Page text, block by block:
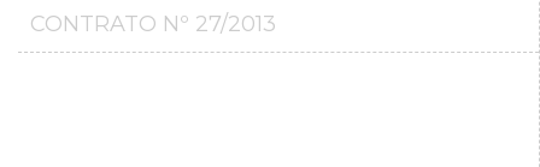
CONTRATO Nº 27/2013